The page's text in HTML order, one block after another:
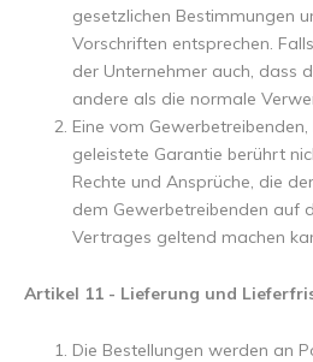
gesetzlichen Bestimmungen
Vorschriften entsprechen.
der Unternehmer auch, dass
andere als die normale
Eine vom
geleistete Garantie berührt
Rechte und Ansprüche, die
dem Gewerbetreibenden auf
Vertrages geltend machen
Artikel 11 - Lieferung und
Die Bestellungen werden an